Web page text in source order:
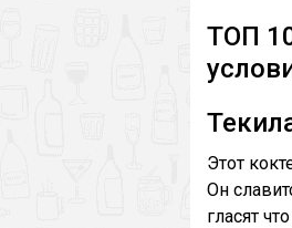
ТОП
Этот
Он
гласят